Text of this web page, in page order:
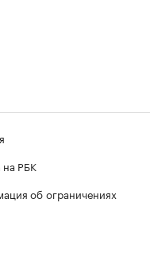
на РБК
об ограничениях